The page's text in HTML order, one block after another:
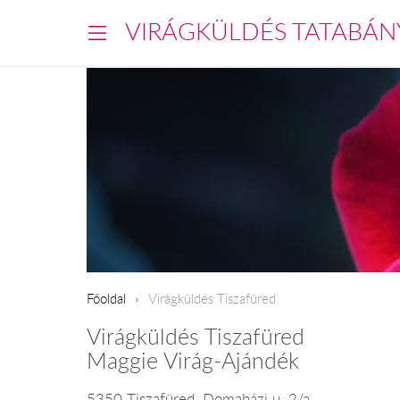
VIRÁGKÜLDÉS
Főoldal Virágküldés Tiszafüred
Virágküldés Tiszafüred
Maggie Virág-Ajándék